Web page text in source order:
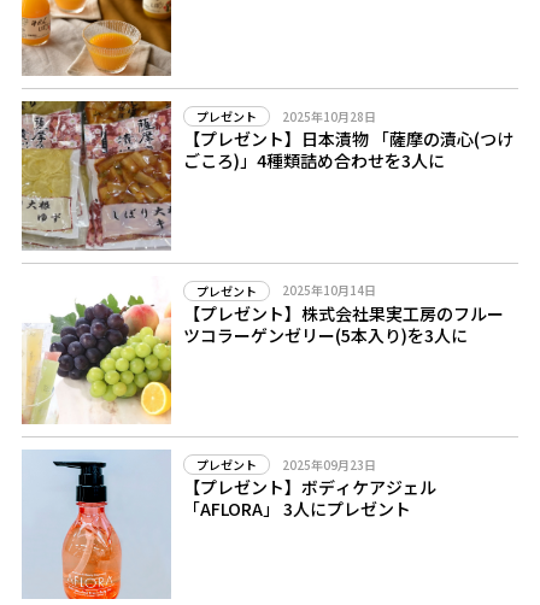
プレゼント 2025年10月28日
【プレゼント】日本漬物 「薩摩の漬心(つけ
ごころ)」4種類詰め合わせを3人に
プレゼント 2025年10月14日
【プレゼント】株式会社果実工房のフルー
ツコラーゲンゼリー(5本入り)を3人に
プレゼント 2025年09月23日
【プレゼント】ボディケアジェル
「AFLORA」 3人にプレゼント